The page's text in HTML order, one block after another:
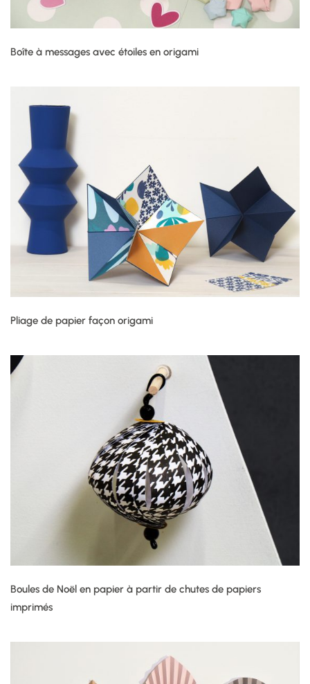
Boîte à messages avec étoiles en origami
Pliage de papier façon origami
Boules de Noël en papier à partir de chutes de papiers
imprimés